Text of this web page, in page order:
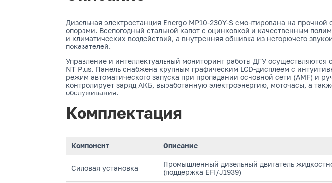
Дизельная электростанция Energo MP10-230Y-S смонтирована на
опорами. Всепогодный стальной капот с оцинковкой и качественным
и климатических воздействий, а внутренняя обшивка из негорючего
показателей.
Управление и интеллектуальный мониторинг работы ДГУ
NT Plus. Панель снабжена крупным графическим LCD-дисплеем с
режим автоматического запуска при пропадании основной сети (AMF) и
контролирует заряд АКБ, выработанную электроэнергию, моточасы, а
обслуживания.
Комплектация
Компонент Описание
Силовая установка
Промышленный дизельный двигатель
(поддержка EFI/J1939)